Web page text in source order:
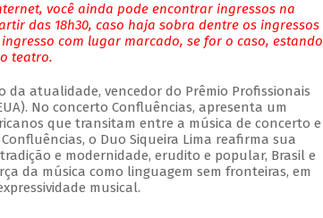
você ainda pode encontrar ingressos na
das 18h30, caso haja sobra dentre os ingressos
com lugar marcado, se for o caso, estando
teatro.
da atualidade, vencedor do Prêmio Profissionais
No concerto Confluências, apresenta um
que transitam entre a música de concerto e
o Duo Siqueira Lima reafirma sua
e modernidade, erudito e popular, Brasil e
da música como linguagem sem fronteiras, em
musical.